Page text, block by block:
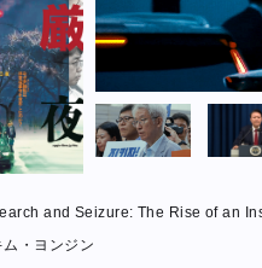
and Seizure: The Rise of an
ム・ヨンジン